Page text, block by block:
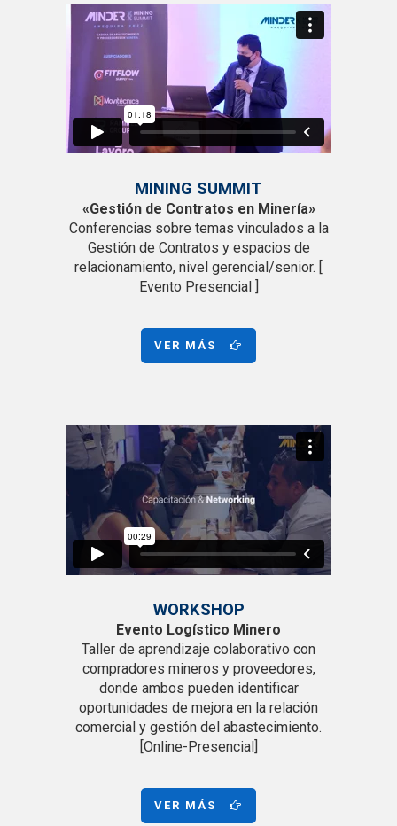
MINING SUMMIT
«Gestión de Contratos en Minería»
Conferencias sobre temas vinculados a la
Gestión de Contratos y espacios de
relacionamiento, nivel gerencial/senior. [
Evento Presencial ]
VER MÁS
WORKSHOP
Evento Logístico Minero
Taller de aprendizaje colaborativo con
compradores mineros y proveedores,
donde ambos pueden identificar
oportunidades de mejora en la relación
comercial y gestión del abastecimiento.
[Online-Presencial]
VER MÁS